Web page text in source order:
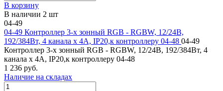
В корзину
В наличии 2 шт
04-49
04-49 Контроллер 3-х зонный RGB - RGBW, 12/24В,
192/384Вт, 4 канала х 4А, IP20,к контроллеру 04-48 04-49
Контроллер 3-х зонный RGB - RGBW, 12/24В, 192/384Вт, 4
канала х 4А, IP20,к контроллеру 04-48
1 236 руб.
Наличие на складах